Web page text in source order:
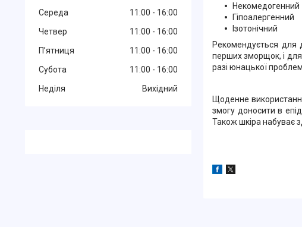
Некомедогенний
Гіпоалергенний
Ізотонічний
Рекомендується для
перших зморщок, і
разі юнацької
Щоденне
змогу доносити в
Також шкіра набуває
Середа
11:00
16:00
Четвер
11:00
16:00
Пʼятниця
11:00
16:00
Субота
11:00
16:00
Неділя
Вихідний